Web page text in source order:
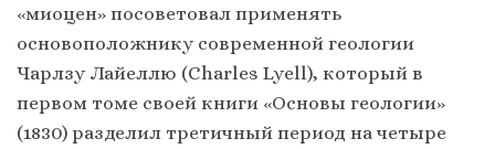
«миоцен» посоветовал применять
основоположнику современной геологии
Чарлзу Лайеллю (Charles Lyell), который в
первом томе своей книги «Основы геологии»
(1830) разделил третичный период на четыре